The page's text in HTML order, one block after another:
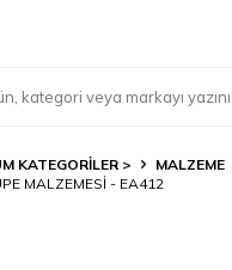
KATEGORİLER > MALZEME
MALZEMESI - EA412